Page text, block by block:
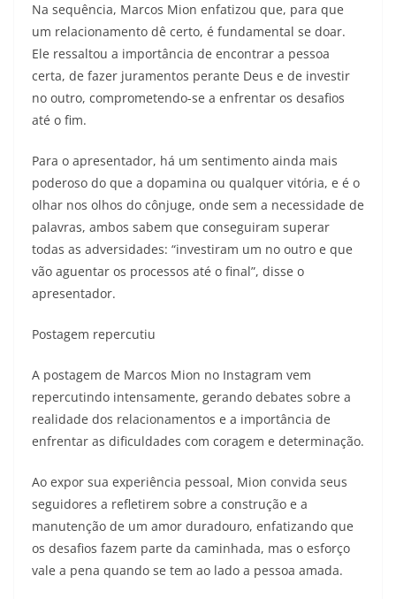
Na sequência, Marcos Mion enfatizou que, para que
um relacionamento dê certo, é fundamental se doar.
Ele ressaltou a importância de encontrar a pessoa
certa, de fazer juramentos perante Deus e de investir
no outro, comprometendo-se a enfrentar os desafios
até o fim.
Para o apresentador, há um sentimento ainda mais
poderoso do que a dopamina ou qualquer vitória, e é o
olhar nos olhos do cônjuge, onde sem a necessidade de
palavras, ambos sabem que conseguiram superar
todas as adversidades: “investiram um no outro e que
vão aguentar os processos até o final”, disse o
apresentador.
Postagem repercutiu
A postagem de Marcos Mion no Instagram vem
repercutindo intensamente, gerando debates sobre a
realidade dos relacionamentos e a importância de
enfrentar as dificuldades com coragem e determinação.
Ao expor sua experiência pessoal, Mion convida seus
seguidores a refletirem sobre a construção e a
manutenção de um amor duradouro, enfatizando que
os desafios fazem parte da caminhada, mas o esforço
vale a pena quando se tem ao lado a pessoa amada.